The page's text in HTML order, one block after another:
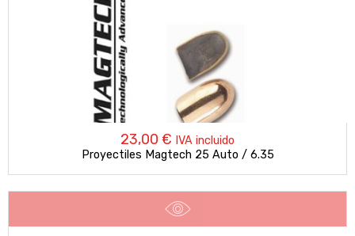
23,00 € IVA incluido
Proyectiles Magtech 25 Auto / 6.35